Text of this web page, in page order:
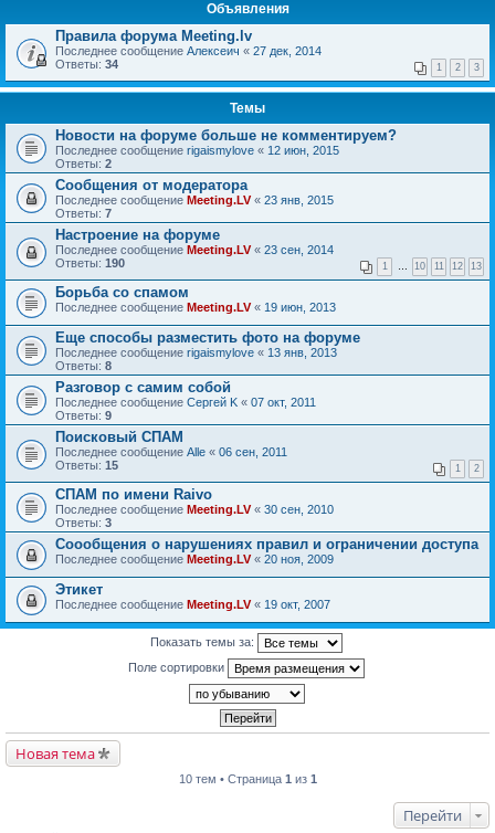
Объявления
Правила форума Meeting.lv
Последнее сообщение Алексеич « 27 дек, 2014
Ответы: 34 1 2 3
Темы
Новости на форуме больше не комментируем?
Последнее сообщение rigaismylove « 12 июн, 2015
Ответы: 2
Сообщения от модератора
Последнее сообщение Meeting.LV« 23 янв, 2015
Ответы: 7
Настроение на форуме
Последнее сообщение Meeting.LV« 23 сен, 2014
Ответы: 190 1 … 10 11 12 13
Борьба со спамом
Последнее сообщение Meeting.LV« 19 июн, 2013
Еще способы разместить фото на форуме
Последнее сообщение rigaismylove « 13 янв, 2013
Ответы: 8
Разговор с самим собой
Последнее сообщение Сергей K « 07 окт, 2011
Ответы: 9
Поисковый СПАМ
Последнее сообщение Alle « 06 сен, 2011
Ответы: 15 1 2
СПАМ по имени Raivo
Последнее сообщение Meeting.LV« 30 сен, 2010
Ответы: 3
Соообщения о нарушениях правил и ограничении доступа
Последнее сообщение Meeting.LV« 20 ноя, 2009
Этикет
Последнее сообщение Meeting.LV« 19 окт, 2007
Показать темы за:
Поле сортировки
Новая тема
10 тем • Страница 1 из 1
Перейти